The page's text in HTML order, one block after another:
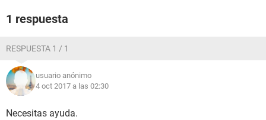
1 respuesta
RESPUESTA 1 / 1
usuario anónimo
4 oct 2017 a las 02:30
Necesitas ayuda.